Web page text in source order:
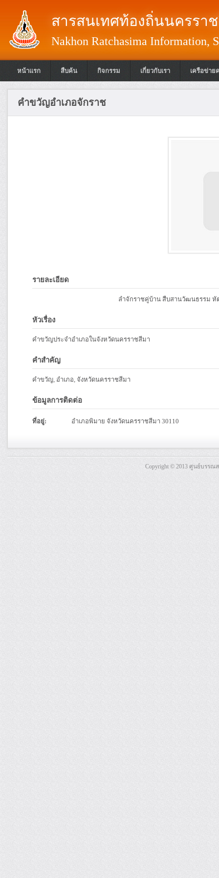
สารสนเทศท้องถิ่นนครรา
Nakhon Ratchasima Information,
หน้าแรก สืบค้น กิจกรรม เกี่ยวกับเรา เครือข่าย
คำขวัญอำเภอจักราช
รายละเอียด
ลำจักราชคู่บ้าน สืบสานวัฒนธรรม หั
หัวเรื่อง
คำขวัญประจำอำเภอในจังหวัดนครราชสีมา
คำสำคัญ
คำขวัญ, อำเภอ, จังหวัดนครราชสีมา
ข้อมูลการติดต่อ
ที่อยู่: อำเภอพิมาย จังหวัดนครราชสีมา 30110
Copyright © 2013 ศูนย์บรร